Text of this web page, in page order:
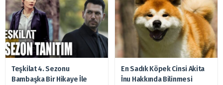
Teşkilat 4. Sezonu
Bambaşka Bir Hikaye İle
En Sadık Köpek Cinsi Akita
İnu Hakkında Bilinmesi